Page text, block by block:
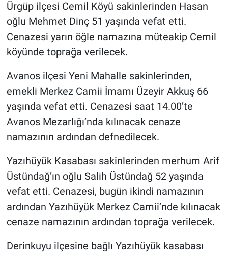
Ürgüp ilçesi Cemil Köyü sakinlerinden Hasan
oğlu Mehmet Dinç 51 yaşında vefat etti.
Cenazesi yarın öğle namazına müteakip Cemil
köyünde toprağa verilecek.
Avanos ilçesi Yeni Mahalle sakinlerinden,
emekli Merkez Camii İmamı Üzeyir Akkuş 66
yaşında vefat etti. Cenazesi saat 14.00’te
Avanos Mezarlığı’nda kılınacak cenaze
namazının ardından defnedilecek.
Yazıhüyük Kasabası sakinlerinden merhum Arif
Üstündağ’ın oğlu Salih Üstündağ 52 yaşında
vefat etti. Cenazesi, bugün ikindi namazının
ardından Yazıhüyük Merkez Camii’nde kılınacak
cenaze namazının ardından toprağa verilecek.
Derinkuyu ilçesine bağlı Yazıhüyük kasabası